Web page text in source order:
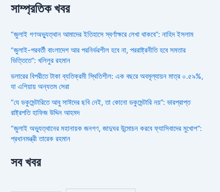
সাম্প্রতিক খবর
“জুলাই গণঅভ্যুত্থান আমাদের ইতিহাসে স্বর্ণাক্ষরে লেখা থাকবে”: নাহিদ ইসলাম
“জুলাই-পরবর্তী বাংলাদেশ আর পরনির্ভরশীল হবে না, পররাষ্ট্রনীতি হবে সমতার
ভিত্তিতে”: খলিলুর রহমান
ডলারের বিপরীতে টাকা ব্যতিক্রমী স্থিতিশীল: এক বছরে অবমূল্যায়ন মাত্র ০.৫৯%,
যা এশিয়ায় অন্যতম সেরা
“যে ডকুমেন্টারিতে আবু সাঈদের ছবি নেই, তা কোনো ডকুমেন্টারি নয়”: ভারপ্রাপ্ত
রাষ্ট্রপতি হাফিজ উদ্দিন আহমদ
“জুলাই অভ্যুত্থানের মহানায়ক জনগণ, জাদুঘর উন্মোচন করবে ফ্যাসিবাদের মুখোশ”:
প্রধানমন্ত্রী তারেক রহমান
সব খবর